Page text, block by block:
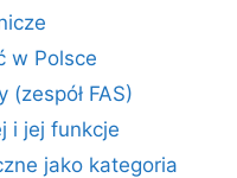
w Polsce
(zespół FAS)
i jej funkcje
jako kategoria